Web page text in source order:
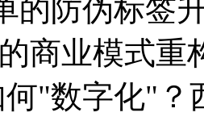
的防伪标签
商业模式重
"数字化"？